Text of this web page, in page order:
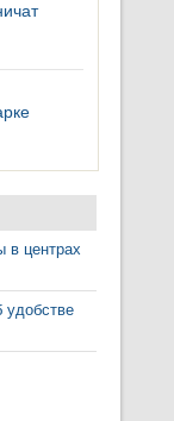
в центрах
удобстве